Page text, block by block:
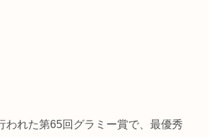
われた第65回グラミー賞で、最優秀